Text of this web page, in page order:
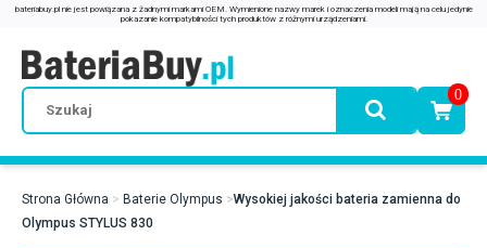
0
Strona Główna Baterie Olympus
Wysokiej jakości bateria zamienna do
Olympus STYLUS 830